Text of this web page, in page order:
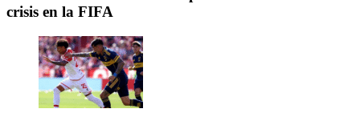
crisis en la FIFA